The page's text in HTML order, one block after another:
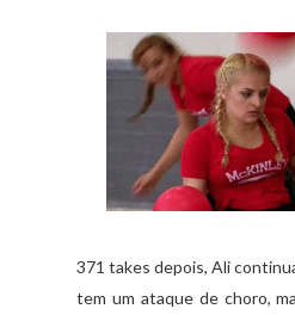
371 takes depois, Ali
tem um ataque de choro,